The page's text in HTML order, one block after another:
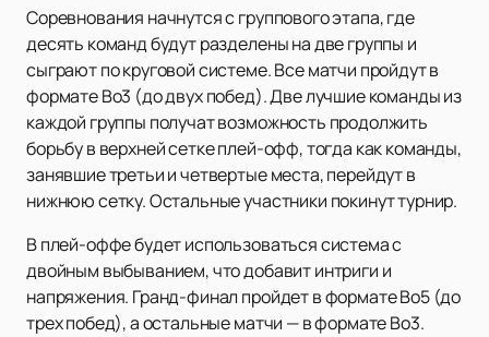
Соревнования начнутся с группового этапа, где
десять команд будут разделены на две группы и
сыграют по круговой системе. Все матчи пройдут в
формате Bo3 (до двух побед). Две лучшие команды из
каждой группы получат возможность продолжить
борьбу в верхней сетке плей-офф, тогда как команды,
занявшие третьи и четвертые места, перейдут в
нижнюю сетку. Остальные участники покинут турнир.
В плей-оффе будет использоваться система с
двойным выбыванием, что добавит интриги и
напряжения. Гранд-финал пройдет в формате Bo5 (до
трех побед), а остальные матчи — в формате Bo3.